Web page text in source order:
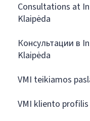
Consultations at
Klaipėda
Консультации в
Klaipėda
VMI teikiamos
VMI kliento profilis